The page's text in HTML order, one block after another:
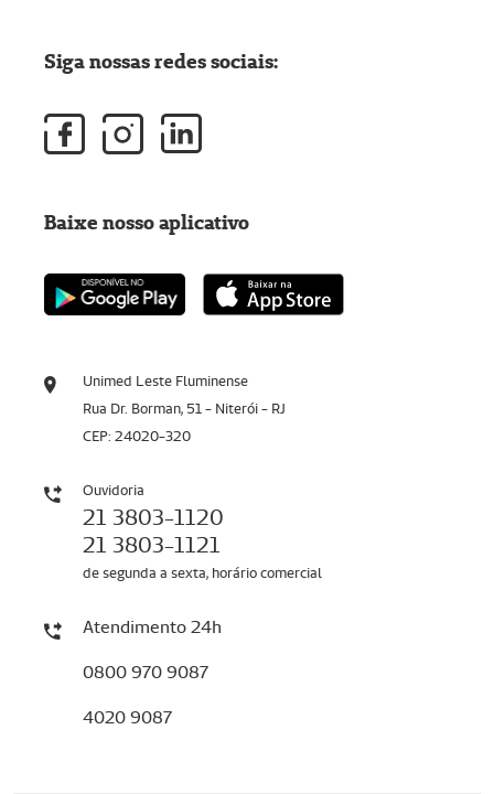
Unimed Leste Fluminense
Rua Dr. Borman, 51 - Niterói - RJ
CEP: 24020-320
Ouvidoria
21 3803-1120
21 3803-1121
de segunda a sexta, horário comercial
Atendimento 24h
0800 970 9087
4020 9087
Siga nossas redes sociais:
Baixe nosso aplicativo